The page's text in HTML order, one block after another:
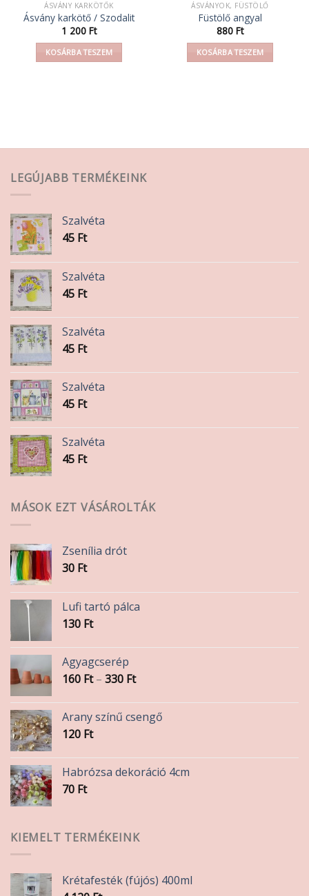
ÁSVÁNY KARKÖTŐK
Ásvány karkötő / Szodalit
1 200 Ft
KOSÁRBA TESZEM
ÁSVÁNYOK, FÜSTÖLŐ
Füstölő angyal
880 Ft
KOSÁRBA TESZEM
LEGÚJABB TERMÉKEINK
Szalvéta
45 Ft
Szalvéta
45 Ft
Szalvéta
45 Ft
Szalvéta
45 Ft
Szalvéta
45 Ft
MÁSOK EZT VÁSÁROLTÁK
Zsenília drót
30 Ft
Lufi tartó pálca
130 Ft
Agyagcserép
160 Ft – 330 FtÁrtartomány:
-
330 Ft
Arany színű csengő
120 Ft
Habrózsa dekoráció 4cm
70 Ft
KIEMELT TERMÉKEINK
Krétafesték (fújós) 400ml